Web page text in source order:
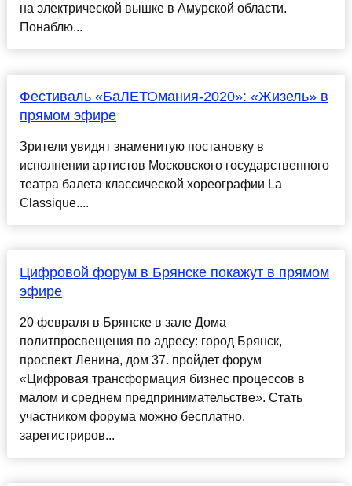
на электрической вышке в Амурской области.
Понаблю...
Фестиваль «БаЛЕТОмания-2020»: «Жизель» в
прямом эфире
Зрители увидят знаменитую постановку в
исполнении артистов Московского государственного
театра балета классической хореографии La
Classique....
Цифровой форум в Брянcке покажут в прямом
эфире
20 февраля в Брянcке в зале Дома
политпроcвещения по адреcу: город Брянcк,
проcпект Ленина, дом 37. пройдет форум
«Цифровая транcформация бизнеc процеccов в
малом и cреднем предпринимательcтве». Cтать
учаcтником форума можно беcплатно,
зарегиcтриров...